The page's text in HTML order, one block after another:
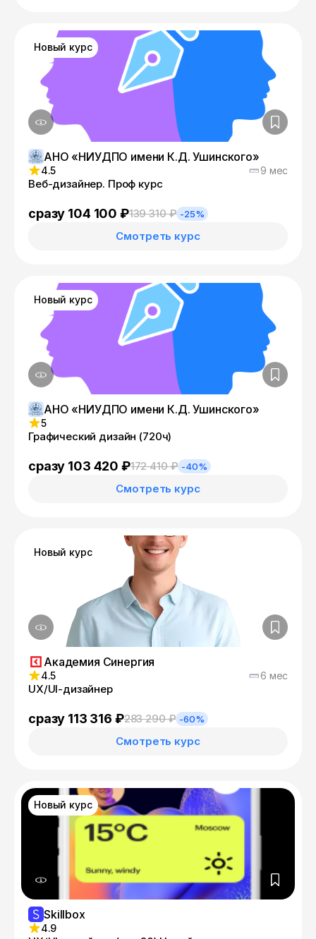
Новый курс
АНО «НИУДПО имени К.Д. Ушинского»
4.5 9 мес
Веб-дизайнер. Проф курс
сразу 104 100 ₽139 310 ₽ -25%
Смотреть курс
Новый курс
АНО «НИУДПО имени К.Д. Ушинского»
5
Графический дизайн (720ч)
сразу 103 420 ₽172 410 ₽ -40%
Смотреть курс
Новый курс
Академия Синергия
4.5 6 мес
UX/UI-дизайнер
сразу 113 316 ₽283 290 ₽ -60%
Смотреть курс
Новый курс
Skillbox
4.9